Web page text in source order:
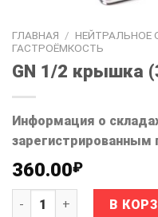
ГЛАВНАЯ / НЕЙТРАЛЬНОЕ
ГАСТРОЁМКОСТЬ
GN 1/2 крышка
Информация о
зарегистрированным
360.00₽
Количество товара GN
В